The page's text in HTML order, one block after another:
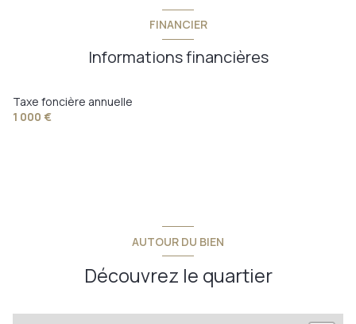
FINANCIER
Informations financières
Taxe foncière annuelle
1 000 €
AUTOUR DU BIEN
Découvrez le quartier